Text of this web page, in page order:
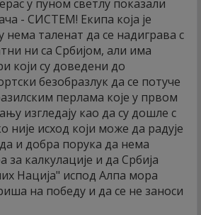
у пуном светлу показали
- СИСТЕМ! Екипа која је
нема таленат да се надиграва с
ни са Србијом, али има
који су доведени до
безобразлук да се потуче
перлама које у првом
изгледају као да су дошле с
није исход који може да радује
и добра порука да нема
за калкулације и да Србија
Нација" испод Алпа мора
на победу и да се не заноси